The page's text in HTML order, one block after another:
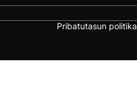
Pribatutasun politika